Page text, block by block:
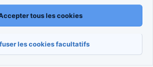
tous les cookies
les cookies facultatifs